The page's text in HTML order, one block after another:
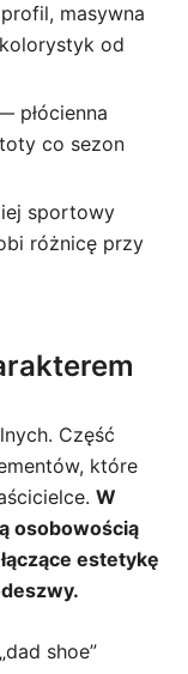
masywna
od
płócienna
co sezon
sportowy
różnicę przy
Część
które
W
osobowością
estetykę
shoe”